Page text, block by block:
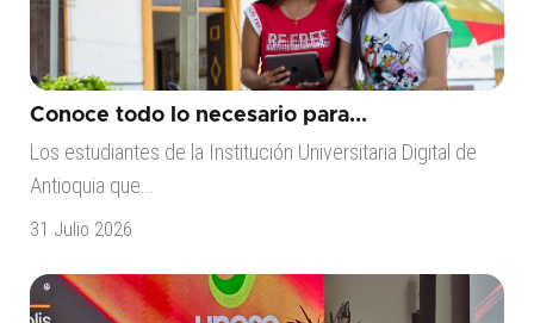
Conoce todo lo necesario para...
Los estudiantes de la Institución Universitaria Digital de
Antioquia que...
31 Julio 2026